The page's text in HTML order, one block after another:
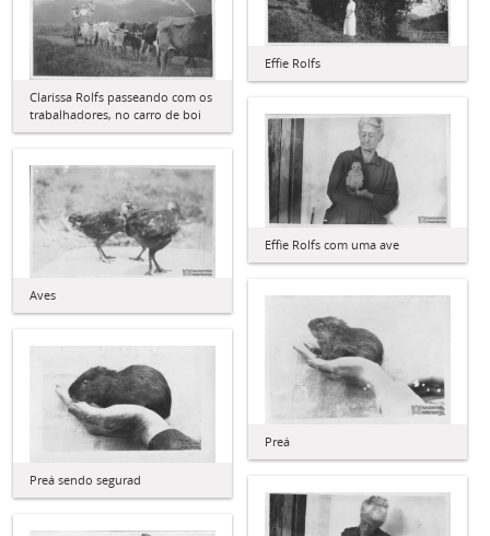
Effie Rolfs
Clarissa Rolfs passeando com os
trabalhadores, no carro de boi
Effie Rolfs com uma ave
Aves
Preá
Preá sendo segurad